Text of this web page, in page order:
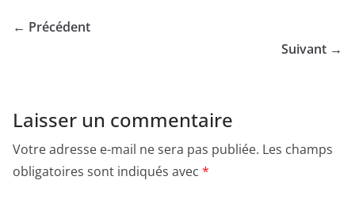
← Précédent
Suivant →
Laisser un commentaire
Votre adresse e-mail ne sera pas publiée. Les champs
obligatoires sont indiqués avec *